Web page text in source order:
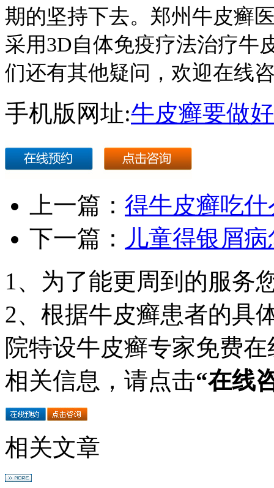
期的坚持下去。郑州牛皮癣
采用3D自体免疫疗法治疗牛
们还有其他疑问，欢迎在线
手机版网址:牛皮癣要做
上一篇： 得牛皮癣吃
下一篇： 儿童得银屑
1、为了能更周到的服务
2、根据牛皮癣患者的具
院特设牛皮癣专家免费
相关信息，请点击“在线
相关文章